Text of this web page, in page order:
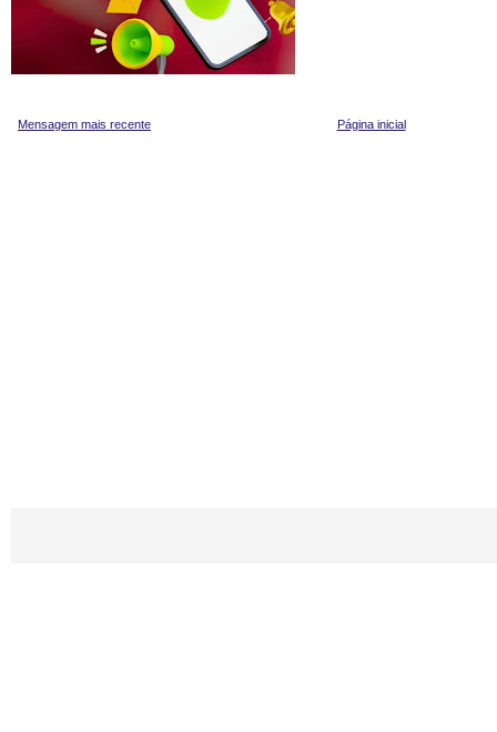
Mensagem mais recente Página inicial